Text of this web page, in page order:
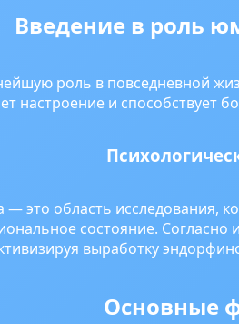
Введение в роль
роль в повседневной
настроение и
это область исследования,
состояние. Согласно
выработку
Основные